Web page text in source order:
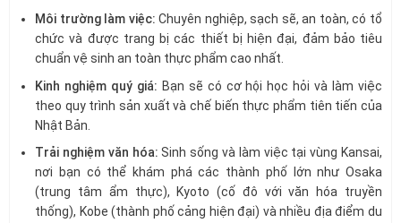
Môi trường làm việc: Chuyên nghiệp, sạch sẽ, an toàn, có tổ
chức và được trang bị các thiết bị hiện đại, đảm bảo tiêu
chuẩn vệ sinh an toàn thực phẩm cao nhất.
Kinh nghiệm quý giá: Bạn sẽ có cơ hội học hỏi và làm việc
theo quy trình sản xuất và chế biến thực phẩm tiên tiến của
Nhật Bản.
Trải nghiệm văn hóa: Sinh sống và làm việc tại vùng Kansai,
nơi bạn có thể khám phá các thành phố lớn như Osaka
(trung tâm ẩm thực), Kyoto (cố đô với văn hóa truyền
thống), Kobe (thành phố cảng hiện đại) và nhiều địa điểm du